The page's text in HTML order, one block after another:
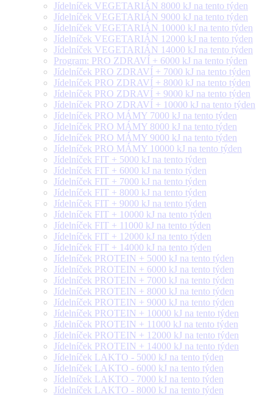
Jídelníček VEGETARIÁN 8000 kJ na tento týden
Jídelníček VEGETARIÁN 9000 kJ na tento týden
Jídelníček VEGETARIÁN 10000 kJ na tento týden
Jídelníček VEGETARIÁN 12000 kJ na tento týden
Jídelníček VEGETARIÁN 14000 kJ na tento týden
Program: PRO ZDRAVÍ + 6000 kJ na tento týden
Jídelníček PRO ZDRAVÍ + 7000 kJ na tento týden
Jídelníček PRO ZDRAVÍ + 8000 kJ na tento týden
Jídelníček PRO ZDRAVÍ + 9000 kJ na tento týden
Jídelníček PRO ZDRAVÍ + 10000 kJ na tento týden
Jídelníček PRO MÁMY 7000 kJ na tento týden
Jídelníček PRO MÁMY 8000 kJ na tento týden
Jídelníček PRO MÁMY 9000 kJ na tento týden
Jídelníček PRO MÁMY 10000 kJ na tento týden
Jídelníček FIT + 5000 kJ na tento týden
Jídelníček FIT + 6000 kJ na tento týden
Jídelníček FIT + 7000 kJ na tento týden
Jídelníček FIT + 8000 kJ na tento týden
Jídelníček FIT + 9000 kJ na tento týden
Jídelníček FIT + 10000 kJ na tento týden
Jídelníček FIT + 11000 kJ na tento týden
Jídelníček FIT + 12000 kJ na tento týden
Jídelníček FIT + 14000 kJ na tento týden
Jídelníček PROTEIN + 5000 kJ na tento týden
Jídelníček PROTEIN + 6000 kJ na tento týden
Jídelníček PROTEIN + 7000 kJ na tento týden
Jídelníček PROTEIN + 8000 kJ na tento týden
Jídelníček PROTEIN + 9000 kJ na tento týden
Jídelníček PROTEIN + 10000 kJ na tento týden
Jídelníček PROTEIN + 11000 kJ na tento týden
Jídelníček PROTEIN + 12000 kJ na tento týden
Jídelníček PROTEIN + 14000 kJ na tento týden
Jídelníček LAKTO - 5000 kJ na tento týden
Jídelníček LAKTO - 6000 kJ na tento týden
Jídelníček LAKTO - 7000 kJ na tento týden
Jídelníček LAKTO - 8000 kJ na tento týden